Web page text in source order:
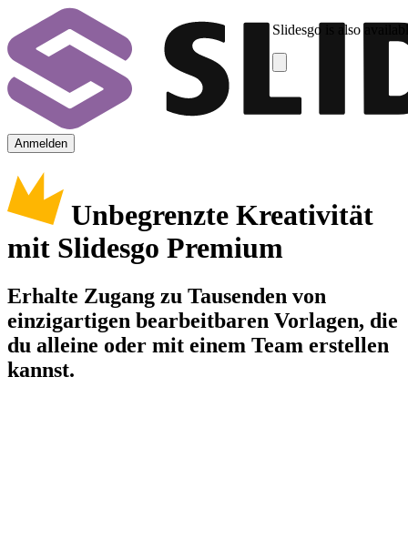
Slidesgo is also
Anmelden
Unbegrenzte Kreativität
mit Slidesgo Premium
Erhalte Zugang zu Tausenden von
einzigartigen bearbeitbaren Vorlagen, die
du alleine oder mit einem Team erstellen
kannst.